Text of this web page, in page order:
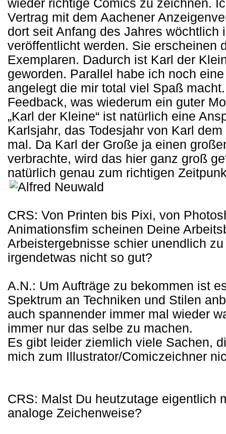
wieder richtige Comics zu zeichnen.
Vertrag mit dem Aachener
dort seit Anfang des Jahres
veröffentlicht werden. Sie erscheinen
Exemplaren. Dadurch ist Karl der
geworden. Parallel habe ich noch
angelegt die mir total viel Spaß
Feedback, was wiederum ein guter
„Karl der Kleine“ ist natürlich eine
Karlsjahr, das Todesjahr von Karl
mal. Da Karl der Große ja einen
verbrachte, wird das hier ganz groß
natürlich genau zum richtigen
CRS: Von Printen bis Pixi, von
Animationsfim scheinen Deine
Arbeistergebnisse schier unendlich
irgendetwas nicht so gut?
A.N.: Um Aufträge zu bekommen ist
Spektrum an Techniken und Stilen
auch spannender immer mal wieder
immer nur das selbe zu machen.
Es gibt leider ziemlich viele Sachen,
mich zum Illustrator/Comiczeichner
CRS: Malst Du heutzutage eigentlich
analoge Zeichenweise?